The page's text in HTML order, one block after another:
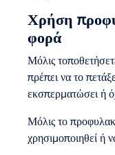
Χρήση
φορά
Μόλις
πρέπει να το
εκσπερματώσει ή
Μόλις το
χρησιμοποιηθεί ή